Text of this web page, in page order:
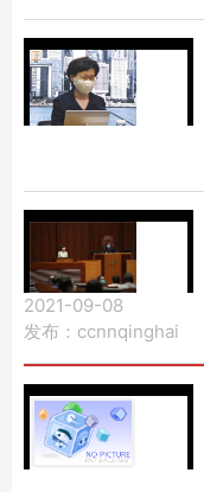
2021-09-08
发布：ccnnqinghai